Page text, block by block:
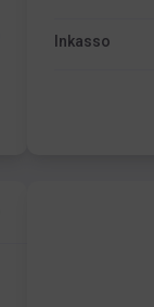
Inkasso